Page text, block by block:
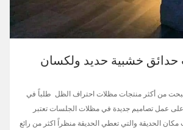
خشبية حديد ولكسان
من أكثر منتجات مظلات احتراف الظل طلباً في
عمل تصاميم جديدة في مظلات الجلسات تعتبر
الحديقة والتي تعطي الحديقة منظراً اكثر من رائع